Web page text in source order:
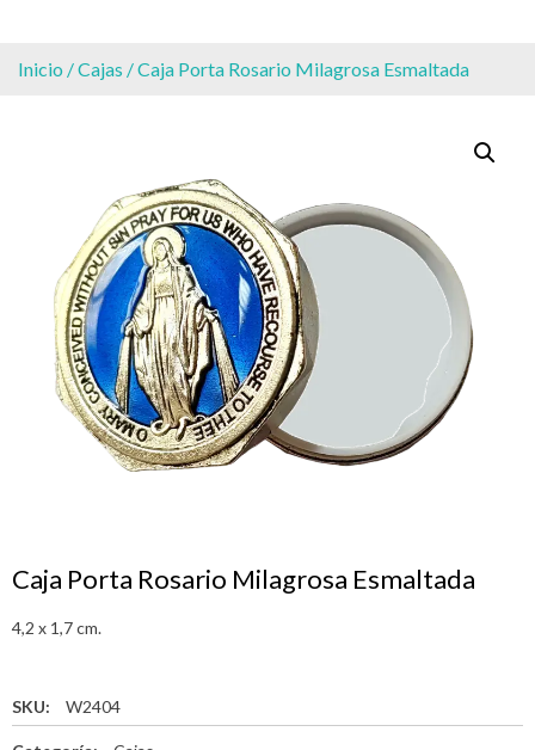
Inicio /Cajas / Caja Porta Rosario Milagrosa Esmaltada
Caja Porta Rosario Milagrosa Esmaltada
4,2 x 1,7 cm.
SKU: W2404